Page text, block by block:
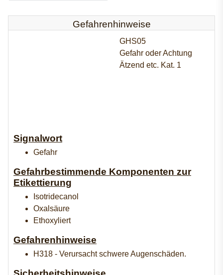
Gefahrenhinweise
GHS05
Gefahr oder Achtung
Ätzend etc. Kat. 1
Signalwort
Gefahr
Gefahrbestimmende Komponenten zur
Etikettierung
Isotridecanol
Oxalsäure
Ethoxyliert
Gefahrenhinweise
H318 - Verursacht schwere Augenschäden.